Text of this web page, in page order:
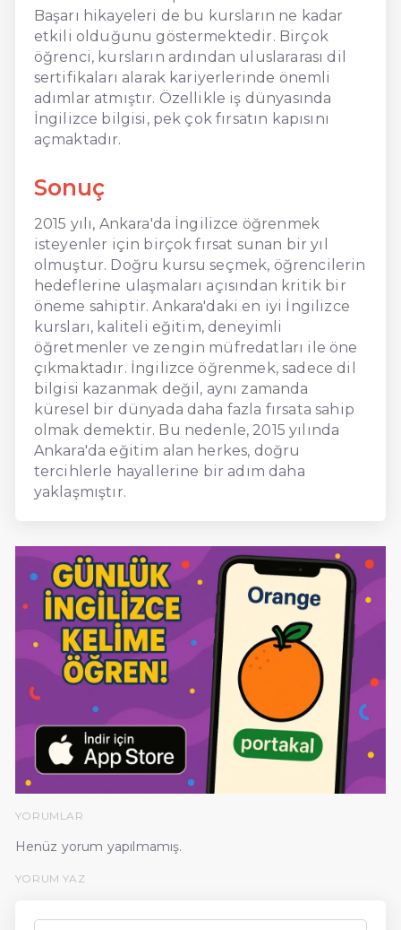
Başarı hikayeleri de bu kursların ne kadar
etkili olduğunu göstermektedir. Birçok
öğrenci, kursların ardından uluslararası dil
sertifikaları alarak kariyerlerinde önemli
adımlar atmıştır. Özellikle iş dünyasında
İngilizce bilgisi, pek çok fırsatın kapısını
açmaktadır.
Sonuç
2015 yılı, Ankara'da İngilizce öğrenmek
isteyenler için birçok fırsat sunan bir yıl
olmuştur. Doğru kursu seçmek, öğrencilerin
hedeflerine ulaşmaları açısından kritik bir
öneme sahiptir. Ankara'daki en iyi İngilizce
kursları, kaliteli eğitim, deneyimli
öğretmenler ve zengin müfredatları ile öne
çıkmaktadır. İngilizce öğrenmek, sadece dil
bilgisi kazanmak değil, aynı zamanda
küresel bir dünyada daha fazla fırsata sahip
olmak demektir. Bu nedenle, 2015 yılında
Ankara'da eğitim alan herkes, doğru
tercihlerle hayallerine bir adım daha
yaklaşmıştır.
YORUMLAR
Henüz yorum yapılmamış.
YORUM YAZ